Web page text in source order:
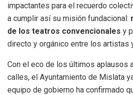
impactantes para el recuerdo
a cumplir así su misión fundacional:
de los teatros convencionales y
directo y orgánico entre los artistas
Con el eco de los últimos aplausos
calles, el Ayuntamiento de Mislata
equipo de gobierno ha confirmado